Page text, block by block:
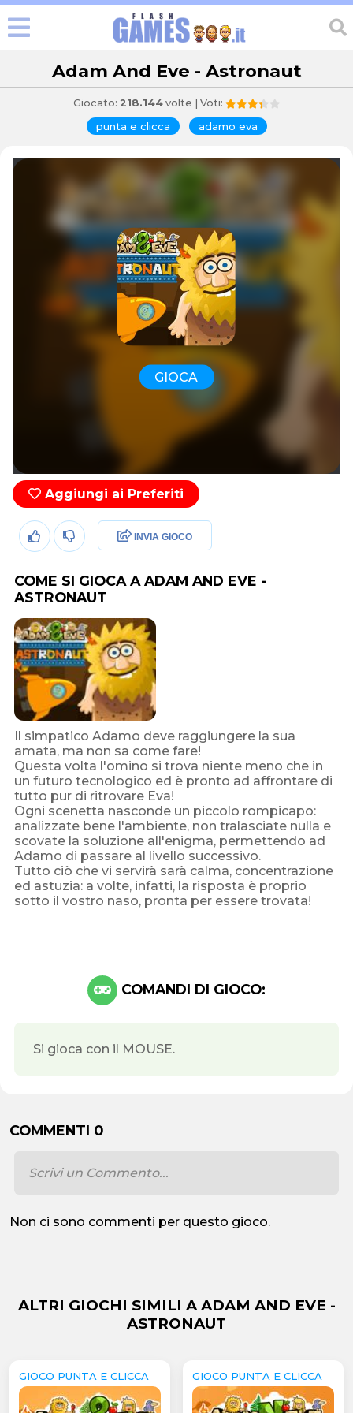
Adam And Eve - Astronaut
Giocato: 218.144 volte | Voti:
punta e clicca adamo eva
GIOCA
Aggiungi ai Preferiti
INVIA GIOCO
COME SI GIOCA A ADAM AND EVE -
ASTRONAUT
Il simpatico Adamo deve raggiungere la sua
amata, ma non sa come fare!
Questa volta l'omino si trova niente meno che in
un futuro tecnologico ed è pronto ad affrontare di
tutto pur di ritrovare Eva!
Ogni scenetta nasconde un piccolo rompicapo:
analizzate bene l'ambiente, non tralasciate nulla e
scovate la soluzione all'enigma, permettendo ad
Adamo di passare al livello successivo.
Tutto ciò che vi servirà sarà calma, concentrazione
ed astuzia: a volte, infatti, la risposta è proprio
sotto il vostro naso, pronta per essere trovata!
COMANDI DI GIOCO:
Si gioca con il MOUSE.
COMMENTI 0
Non ci sono commenti per questo gioco.
ALTRI GIOCHI SIMILI A ADAM AND EVE -
ASTRONAUT
GIOCO PUNTA E CLICCA GIOCO PUNTA E CLICCA